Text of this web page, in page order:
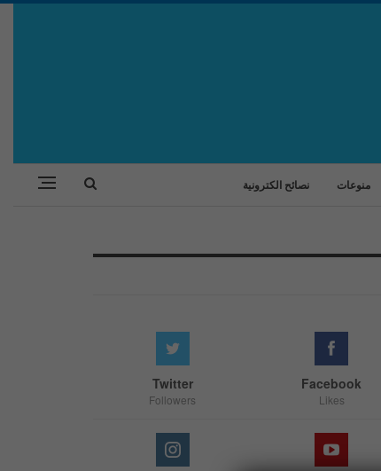
منوعات نصائح الكترونية
Facebook
Likes
Twitter
Followers